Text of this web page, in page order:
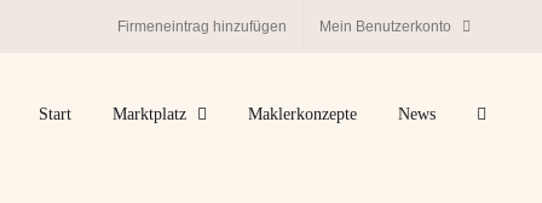
Firmeneintrag hinzufügen Mein Benutzerkonto
Start Marktplatz Maklerkonzepte News